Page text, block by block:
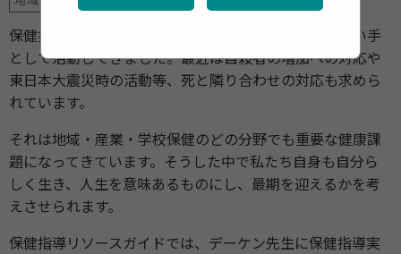
保健指導の実践者は、長い間健康増進・疾病予防の担い手
として活動してきました。最近は自殺者の増加への対応や
東日本大震災時の活動等、死と隣り合わせの対応も求めら
れています。
それは地域・産業・学校保健のどの分野でも重要な健康課
題になってきています。そうした中で私たち自身も自分ら
しく生き、人生を意味あるものにし、最期を迎えるかを考
えさせられます。
保健指導リソースガイドでは、デーケン先生に保健指導実